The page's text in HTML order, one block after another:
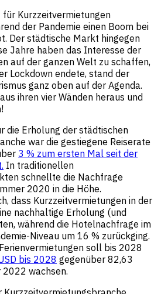
Kurzzeitvermietungen
der Pandemie einen Boom bei
Der städtische Markt hingegen
Jahre haben das Interesse der
auf der ganzen Welt zu schaffen,
Lockdown endete, stand der
ganz oben auf der Agenda.
ihren vier Wänden heraus und
die Erholung der städtischen
war die gestiegene Reiserate
3 % zum ersten Mal seit der
In traditionellen
schnellte die Nachfrage
2020 in die Höhe.
dass Kurzzeitvermietungen in der
nachhaltige Erholung (und
während die Hotelnachfrage im
Niveau um 16 % zurückging.
soll bis 2028
bis 2028 gegenüber 82,63
2022 wachsen.